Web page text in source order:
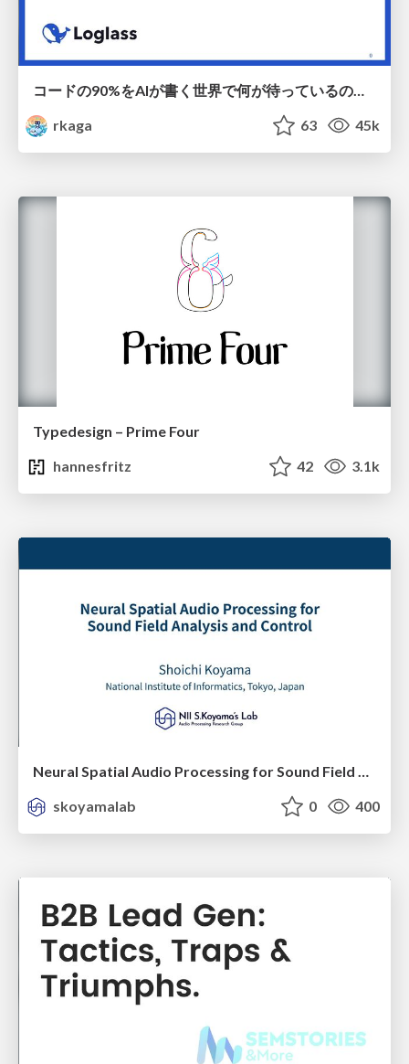
コードの90%をAIが書く世界で何が待っているのか / What awaits us in a world where 90% of the code is written by AI
rkaga
63 45k
Typedesign – Prime Four
hannesfritz
42 3.1k
Neural Spatial Audio Processing for Sound Field Analysis and Control
skoyamalab
0 400